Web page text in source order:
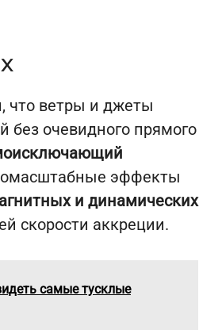
что ветры и джеты
без очевидного прямого
эффекты
и динамических
скорости аккреции.
самые тусклые